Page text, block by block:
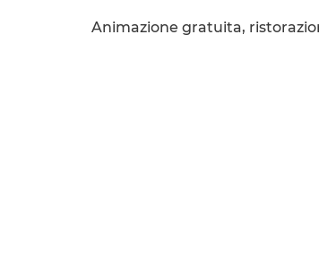
Animazione gratuita,